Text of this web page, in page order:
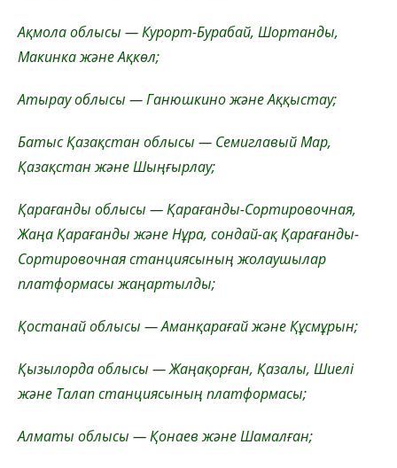
Ақмола облысы — Курорт-Бурабай, Шортанды,
Макинка және Ақкөл;
Атырау облысы — Ганюшкино және Аққыстау;
Батыс Қазақстан облысы — Семиглавый Мар,
Қазақстан және Шыңғырлау;
Қарағанды облысы — Қарағанды-Сортировочная,
Жаңа Қарағанды және Нұра, сондай-ақ Қарағанды-
Сортировочная станциясының жолаушылар
платформасы жаңартылды;
Қостанай облысы — Аманқарағай және Құсмұрын;
Қызылорда облысы — Жаңақорған, Қазалы, Шиелі
және Талап станциясының платформасы;
Алматы облысы — Қонаев және Шамалған;